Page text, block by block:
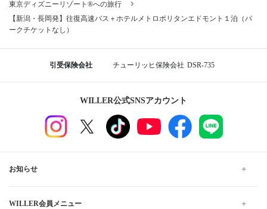
東京ディズニーリゾート®への旅行
【新潟・長岡発】往復高速バス＋ホテルメトロポリタンエドモント１泊（パ
ークチケットなし）
引受保険会社 チューリッヒ保険会社 DSR-735
WILLER公式SNSアカウント
お知らせ
WILLER会員メニュー